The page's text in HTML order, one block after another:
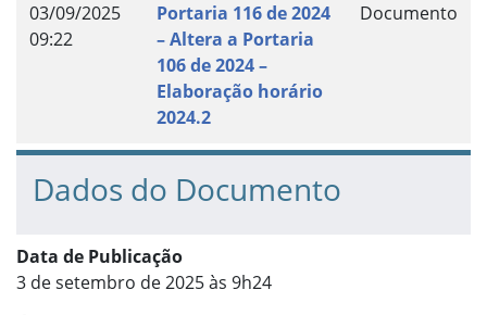
03/09/2025
09:22
Portaria 116 de 2024
– Altera a Portaria
106 de 2024 –
Elaboração horário
2024.2
Documento
Dados do Documento
Data de Publicação
3 de setembro de 2025 às 9h24